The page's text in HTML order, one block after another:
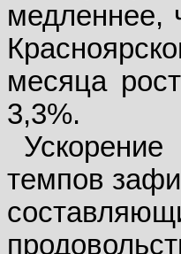
медленнее,
месяца
3,3%.
темпов